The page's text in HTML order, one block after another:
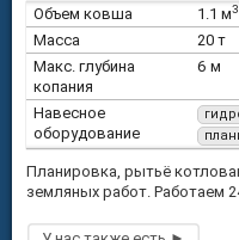
Объем ковша 1.1 м3
Масса
20 т
Макс. глубина
копания
6 м
Навесное
оборудование
Планировка, рытьё
земляных работ. Работаем